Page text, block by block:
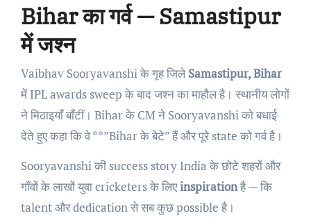
Bihar का गर्व — Samastipur
में जश्न
Vaibhav Sooryavanshi के गृह जिलेSamastipur, Bihar
में IPL awards sweep के बाद जश्न का माहौल है। स्थानीय लोगों
ने मिठाइयाँ बाँटीं। Bihar के CM ने Sooryavanshi को बधाई
देते हुए कहा कि वे **”Bihar के बेटे” हैं और पूरे state को गर्व है।
Sooryavanshi की success story India के छोटे शहरों और
गाँवों के लाखों युवा cricketers के लिएinspirationहै — कि
talent और dedication से सब कुछ possible है।